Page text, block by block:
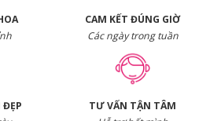
CAM KẾT ĐÚNG GIỜ
Các ngày trong tuần
TƯ VẤN TẬN TÂM